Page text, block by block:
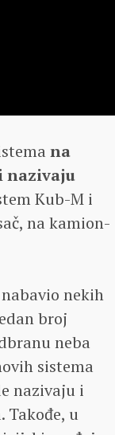
na
nazivaju
Kub-M i
na kamion-
nekih
broj
neba
sistema
nazivaju i
Takođe, u